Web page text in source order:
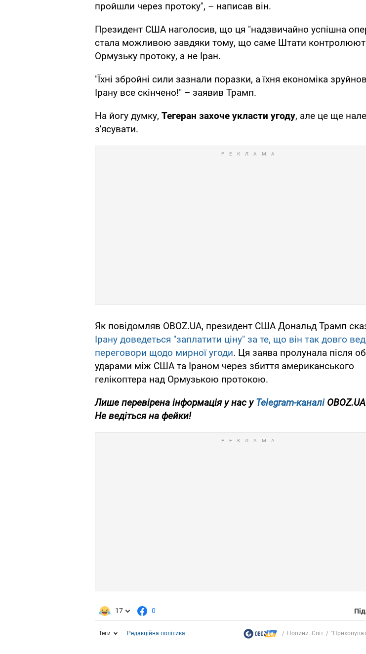
пройшли через протоку", – написав він.
Президент США наголосив, що ця "надзвичайно успішна
стала можливою завдяки тому, що саме Штати
Ормузьку протоку, а не Іран.
"Їхні збройні сили зазнали поразки, а їхня економіка
Ірану все скінчено!" – заявив Трамп.
На йогу думку, Тегеран захоче укласти угоду, але це ще
з'ясувати.
Як повідомляв OBOZ.UA, президент США Дональд Трамп
Ірану доведеться "заплатити ціну" за те, що він так довго
переговори щодо мирної угоди. Ця заява пролунала після
ударами між США та Іраном через збиття американського
гелікоптера над Ормузькою протокою.
Лише перевірена інформація у нас уTelegram-каналіOBOZ.UA
Не ведіться на фейки!
17 0
Теги Редакційна політика Новини. Світ